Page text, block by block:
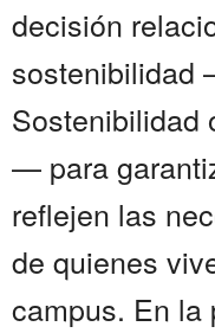
decisión
sostenibilidad
Sostenibilidad
— para
reflejen las
de quienes
campus. En la